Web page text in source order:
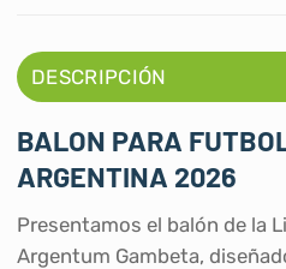
DESCRIPCIÓN
BALON PARA
ARGENTINA 2026
Presentamos el balón de la
Argentum Gambeta,